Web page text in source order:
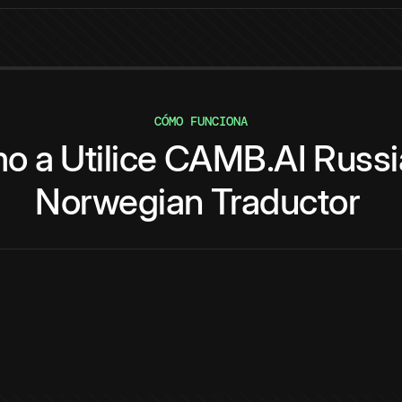
CÓMO FUNCIONA
a Utilice CAMB.AI
Norwegian Traductor